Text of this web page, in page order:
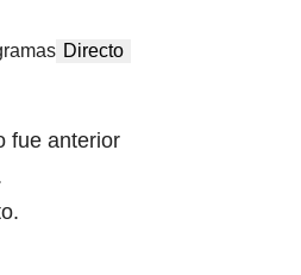
Directo
fue anterior